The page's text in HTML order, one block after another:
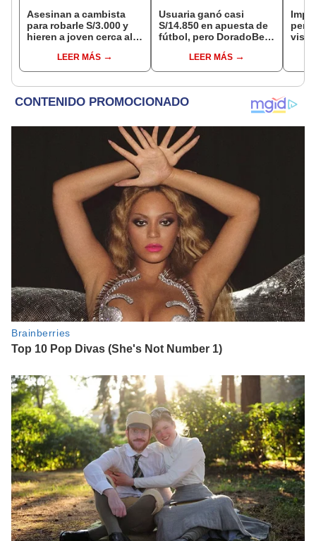
Asesinan a cambista
para robarle S/3.000 y
hieren a joven cerca al
CercadoLEER MÁS
Usuaria ganó casi
S/14.850 en apuesta de
fútbol, pero DoradoBet
Indecopi multó a la
empresa con más de S/
LEER MÁS